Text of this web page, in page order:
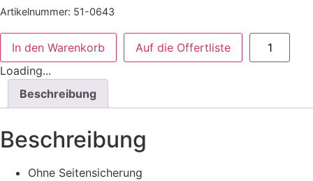
Artikelnummer: 51-0643
In den Warenkorb Auf die Offertliste
Regia
Loading...
Beschreibung
Beschreibung
Ohne Seitensicherung